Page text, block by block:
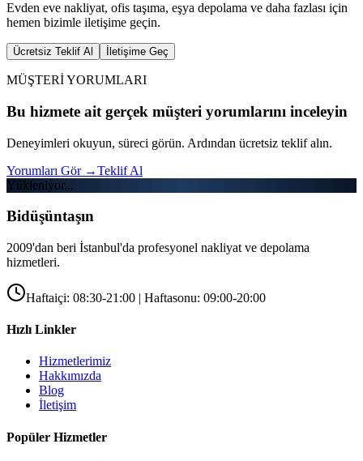
Evden eve nakliyat, ofis taşıma, eşya depolama ve daha fazlası için
hemen bizimle iletişime geçin.
Ücretsiz Teklif Al İletişime Geç
MÜŞTERİ YORUMLARI
Bu hizmete ait gerçek müşteri yorumlarını inceleyin
Deneyimleri okuyun, süreci görün. Ardından ücretsiz teklif alın.
Yorumları Gör →Teklif Al
Yükleniyor...
Bidüşüntaşın
2009'dan beri İstanbul'da profesyonel nakliyat ve depolama
hizmetleri.
Haftaiçi: 08:30-21:00 | Haftasonu: 09:00-20:00
Hızlı Linkler
Hizmetlerimiz
Hakkımızda
Blog
İletişim
Popüler Hizmetler